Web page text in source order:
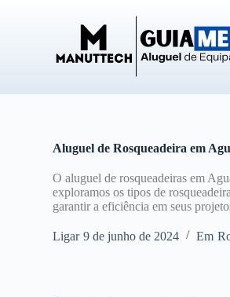
Aluguel de Rosqueadeira em
O aluguel de rosqueadeiras em
exploramos os tipos de
garantir a eficiência em seus
Ligar 9 de junho de 2024 Em